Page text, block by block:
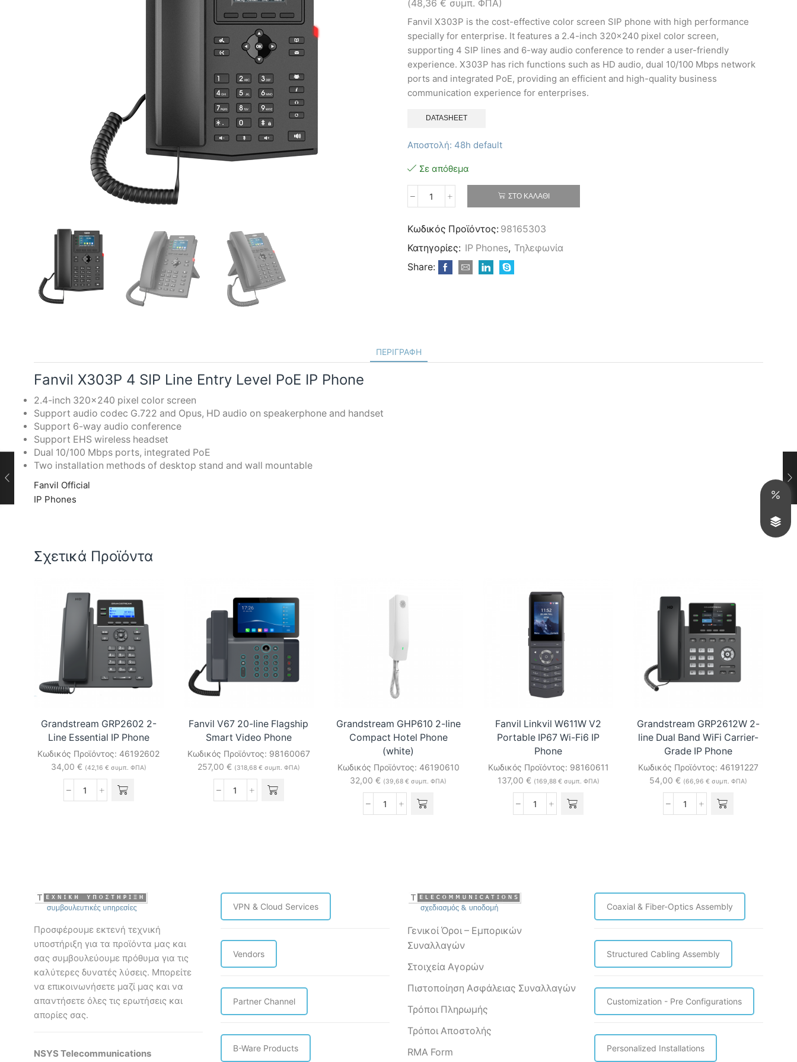
(48,36 € συμπ. ΦΠΑ)
Fanvil X303P is the cost-effective color screen SIP phone with high performance
specially for enterprise. It features a 2.4-inch 320×240 pixel color screen,
supporting 4 SIP lines and 6-way audio conference to render a user-friendly
experience. X303P has rich functions such as HD audio, dual 10/100 Mbps network
ports and integrated PoE, providing an efficient and high-quality business
communication experience for enterprises.
DATASHEET
Αποστολή: 48h default
Σε απόθεμα
Fanvil
4
Line
Entry
Level
ΣΤΟ ΚΑΛΆΘΙ
Κωδικός Προϊόντος: 98165303
Κατηγορίες: IP Phones, Τηλεφωνία
Share:
ΠΕΡΙΓΡΑΦΉ
Fanvil X303P 4 SIP Line Entry Level PoE IP Phone
2.4-inch 320×240 pixel color screen
Support audio codec G.722 and Opus, HD audio on speakerphone and handset
Support 6-way audio conference
Support EHS wireless headset
Dual 10/100 Mbps ports, integrated PoE
Two installation methods of desktop stand and wall mountable
Fanvil Official
IP Phones
Σχετικά Προϊόντα
Grandstream GRP2602 2-
Line Essential IP Phone
Κωδικός Προϊόντος: 46192602
34,00 € (42,16 € συμπ. ΦΠΑ)
Grandstream
Fanvil V67 20-line Flagship
Smart Video Phone
Κωδικός Προϊόντος: 98160067
257,00 € (318,68 € συμπ. ΦΠΑ)
Fanvil
ποσότητα
Grandstream GHP610 2-line
Compact Hotel Phone
(white)
Κωδικός Προϊόντος: 46190610
32,00€ (39,68€ συμπ. ΦΠΑ)
Grandstream
ποσότητα
Fanvil Linkvil W611W V2
Portable IP67 Wi-Fi6 IP
Phone
Κωδικός Προϊόντος: 98160611
137,00 € (169,88 € συμπ. ΦΠΑ)
Fanvil
Grandstream GRP2612W 2-
line Dual Band WiFi Carrier-
Grade IP Phone
Κωδικός Προϊόντος: 46191227
54,00€ (66,96€ συμπ. ΦΠΑ)
Grandstream
Carrier-
Grade
IP
Προσφέρουμε εκτενή τεχνική
υποστήριξη για τα προϊόντα μας και
σας συμβουλεύουμε πρόθυμα για τις
καλύτερες δυνατές λύσεις. Mπορείτε
να επικοινωνήσετε μαζί μας και να
απαντήσετε όλες τις ερωτήσεις και
απορίες σας.
NSYS Telecommunications
VPN & Cloud Services
Vendors
Partner Channel
B-Ware Products
Γενικοί Όροι – Εμπορικών
Συναλλαγών
Στοιχεία Αγορών
Πιστοποίηση Ασφάλειας Συναλλαγών
Τρόποι Πληρωμής
Τρόποι Αποστολής
RMA Form
Coaxial & Fiber-Optics Assembly
Structured Cabling Assembly
Customization - Pre Configurations
Personalized Installations